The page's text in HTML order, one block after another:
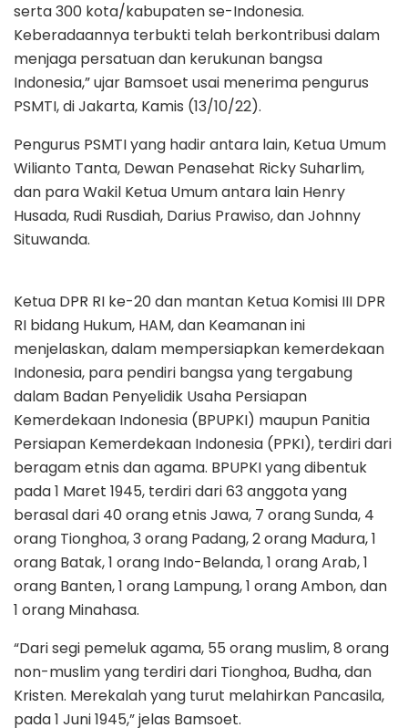
serta 300 kota/kabupaten se-Indonesia.
Keberadaannya terbukti telah berkontribusi dalam
menjaga persatuan dan kerukunan bangsa
Indonesia,” ujar Bamsoet usai menerima pengurus
PSMTI, di Jakarta, Kamis (13/10/22).
Pengurus PSMTI yang hadir antara lain, Ketua Umum
Wilianto Tanta, Dewan Penasehat Ricky Suharlim,
dan para Wakil Ketua Umum antara lain Henry
Husada, Rudi Rusdiah, Darius Prawiso, dan Johnny
Situwanda.
Ketua DPR RI ke-20 dan mantan Ketua Komisi III DPR
RI bidang Hukum, HAM, dan Keamanan ini
menjelaskan, dalam mempersiapkan kemerdekaan
Indonesia, para pendiri bangsa yang tergabung
dalam Badan Penyelidik Usaha Persiapan
Kemerdekaan Indonesia (BPUPKI) maupun Panitia
Persiapan Kemerdekaan Indonesia (PPKI), terdiri dari
beragam etnis dan agama. BPUPKI yang dibentuk
pada 1 Maret 1945, terdiri dari 63 anggota yang
berasal dari 40 orang etnis Jawa, 7 orang Sunda, 4
orang Tionghoa, 3 orang Padang, 2 orang Madura, 1
orang Batak, 1 orang Indo-Belanda, 1 orang Arab, 1
orang Banten, 1 orang Lampung, 1 orang Ambon, dan
1 orang Minahasa.
“Dari segi pemeluk agama, 55 orang muslim, 8 orang
non-muslim yang terdiri dari Tionghoa, Budha, dan
Kristen. Merekalah yang turut melahirkan Pancasila,
pada 1 Juni 1945,” jelas Bamsoet.